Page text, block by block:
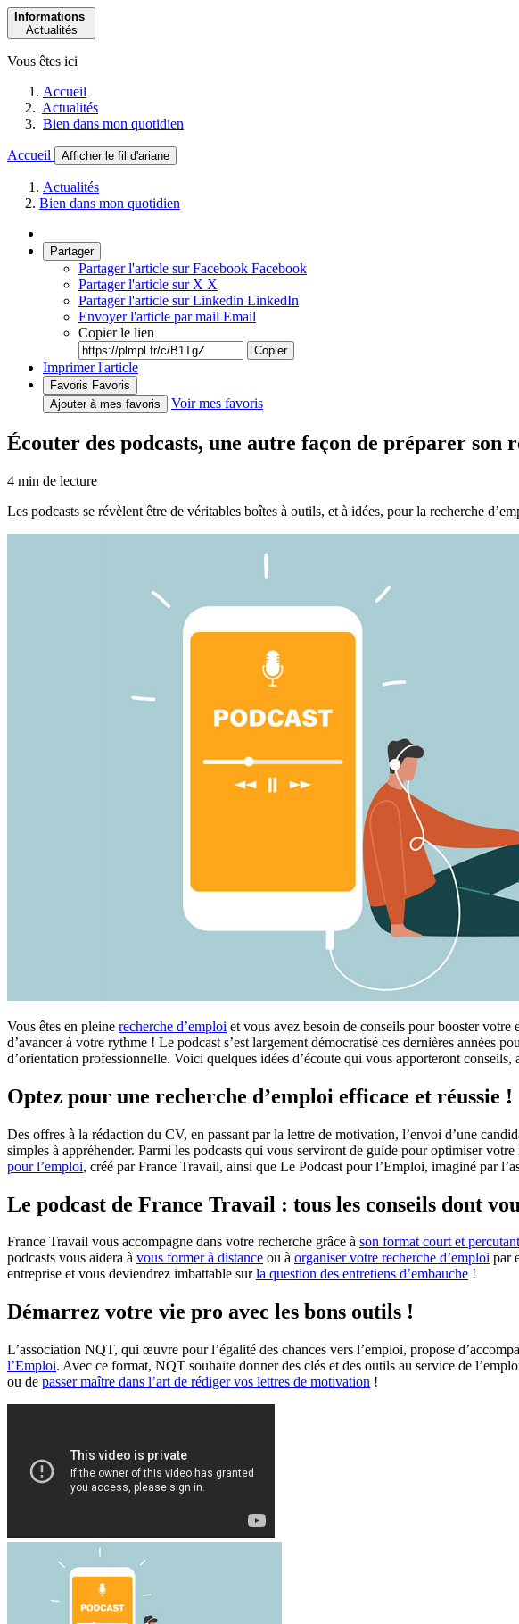
Informations
Actualités
Vous êtes ici
Accueil
Actualités
Bien dans mon quotidien
Accueil Afficher le fil d'ariane
Actualités
Bien dans mon quotidien
Partager
Partager l'article sur Facebook Facebook
Partager l'article sur X X
Partager l'article sur Linkedin LinkedIn
Envoyer l'article par mail Email
Copier le lien
Copier
Imprimer l'article
Favoris Favoris
Ajouter à mes favoris
Voir mes favoris
Écouter des podcasts, une autre façon de préparer son
4 min de lecture
Les podcasts se révèlent être de véritables boîtes à outils, et à idées, pour la recherche
Vous êtes en pleine recherche d’emploi et vous avez besoin de conseils pour booster
d’avancer à votre rythme ! Le podcast s’est largement démocratisé ces dernières années
d’orientation professionnelle. Voici quelques idées d’écoute qui vous apporteront
Optez pour une recherche d’emploi efficace et réussie !
Des offres à la rédaction du CV, en passant par la lettre de motivation, l’envoi d’une
simples à appréhender. Parmi les podcasts qui vous serviront de guide pour optimiser
pour l’emploi, créé par France Travail, ainsi que Le Podcast pour l’Emploi, imaginé par
Le podcast de France Travail : tous les conseils dont
France Travail vous accompagne dans votre recherche grâce à son format court et percutant
podcasts vous aidera à vous former à distance ou à organiser votre recherche d’emploi par
entreprise et vous deviendrez imbattable surla question des entretiens d’embauche !
Démarrez votre vie pro avec les bons outils !
L’association NQT, qui œuvre pour l’égalité des chances vers l’emploi, propose
l’Emploi. Avec ce format, NQT souhaite donner des clés et des outils au service de
ou de passer maître dans l’art de rédiger vos lettres de motivation !